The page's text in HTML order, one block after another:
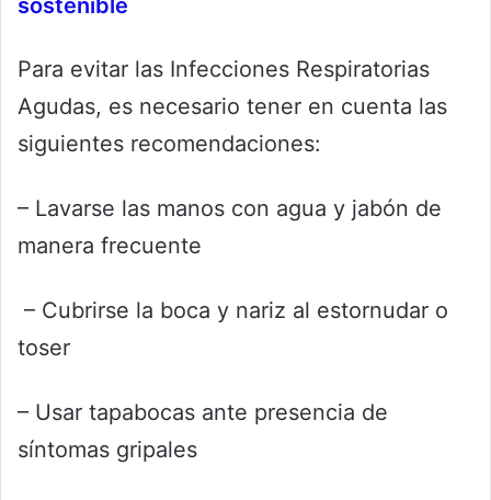
Para evitar las Infecciones Respiratorias
Agudas, es necesario tener en cuenta las
siguientes recomendaciones:
– Lavarse las manos con agua y jabón de
manera frecuente
– Cubrirse la boca y nariz al estornudar o
toser
– Usar tapabocas ante presencia de
síntomas gripales